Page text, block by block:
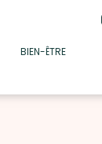
BIEN-ÊTRE